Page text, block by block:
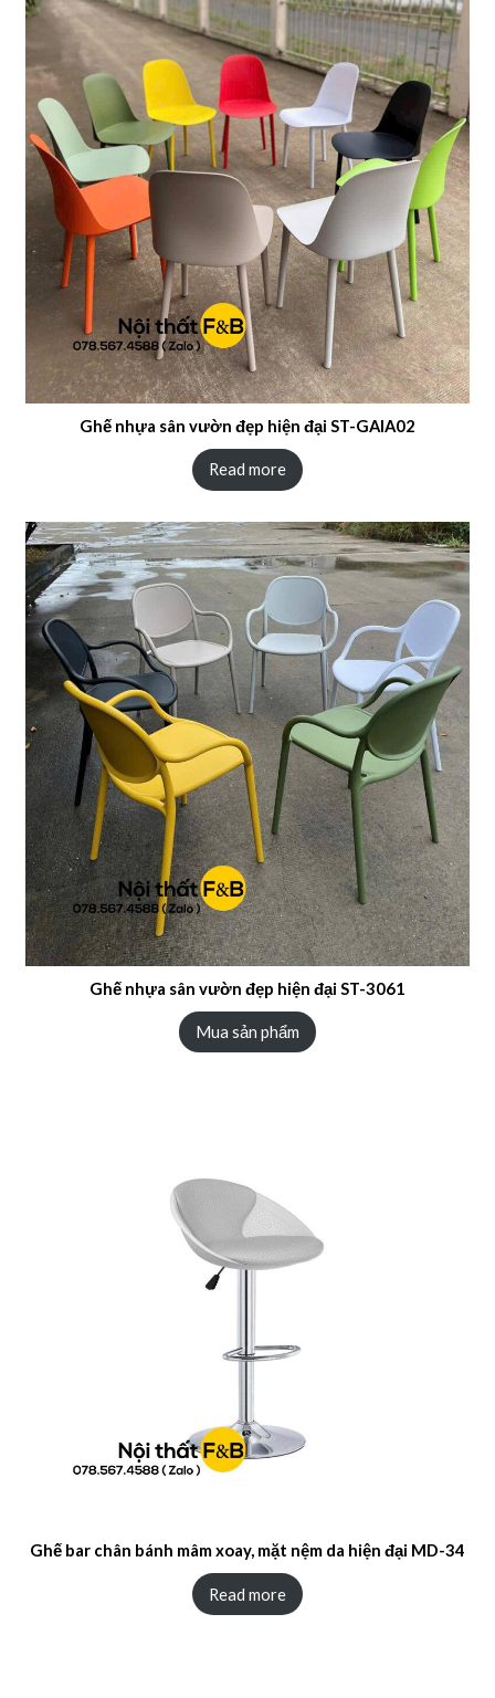
Ghế nhựa sân vườn đẹp hiện đại ST-GAIA02
Read more
Ghế nhựa sân vườn đẹp hiện đại ST-3061
Mua sản phẩm
Ghế bar chân bánh mâm xoay, mặt nệm da hiện đại MD-34
Read more